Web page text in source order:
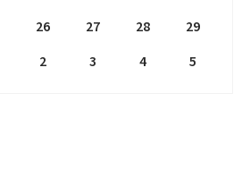
26 27 28
29
2 3 4 5